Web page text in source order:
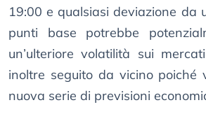
19:00 e qualsiasi deviazione da
punti base potrebbe
un’ulteriore volatilità sui
inoltre seguito da vicino poiché
nuova serie di previsioni